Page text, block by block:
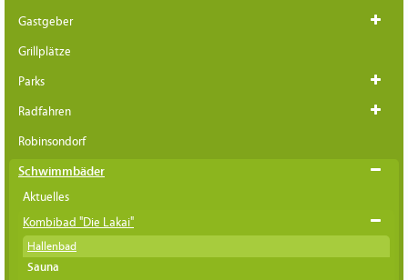
Gastgeber
Grillplätze
Parks
Radfahren
Robinsondorf
Schwimmbäder
Aktuelles
Kombibad "Die Lakai"
Hallenbad
Sauna